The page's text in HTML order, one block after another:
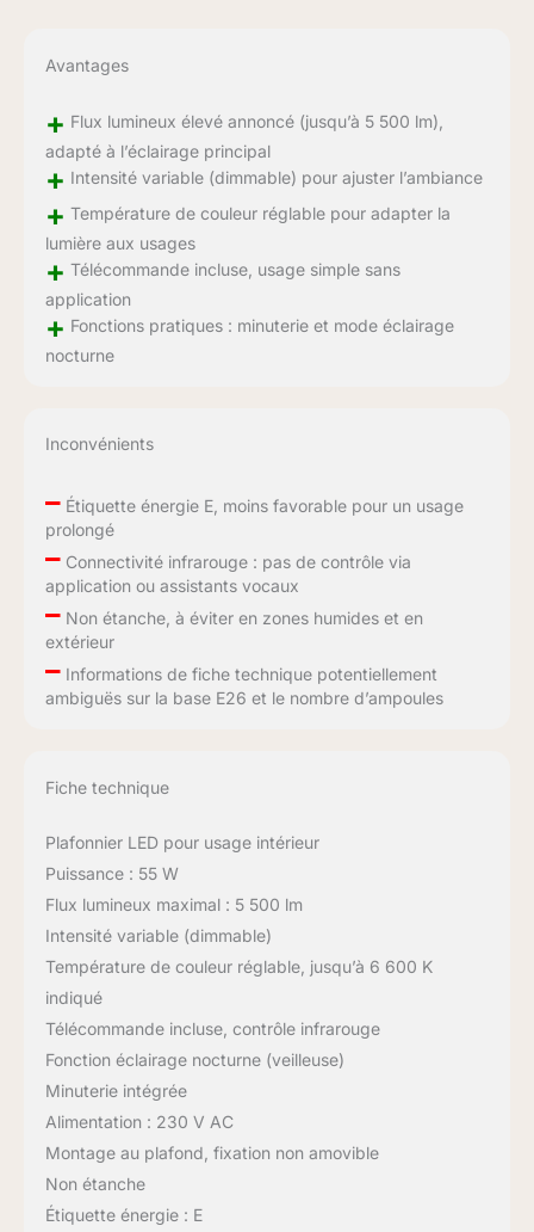
Avantages
+ Flux lumineux élevé annoncé (jusqu’à 5 500 lm),
adapté à l’éclairage principal
+ Intensité variable (dimmable) pour ajuster l’ambiance
+ Température de couleur réglable pour adapter la
lumière aux usages
+ Télécommande incluse, usage simple sans
application
+ Fonctions pratiques : minuterie et mode éclairage
nocturne
Inconvénients
–Étiquette énergie E, moins favorable pour un usage
prolongé
–Connectivité infrarouge : pas de contrôle via
application ou assistants vocaux
–Non étanche, à éviter en zones humides et en
extérieur
–Informations de fiche technique potentiellement
ambiguës sur la base E26 et le nombre d’ampoules
Fiche technique
Plafonnier LED pour usage intérieur
Puissance : 55 W
Flux lumineux maximal : 5 500 lm
Intensité variable (dimmable)
Température de couleur réglable, jusqu’à 6 600 K
indiqué
Télécommande incluse, contrôle infrarouge
Fonction éclairage nocturne (veilleuse)
Minuterie intégrée
Alimentation : 230 V AC
Montage au plafond, fixation non amovible
Non étanche
Étiquette énergie : E